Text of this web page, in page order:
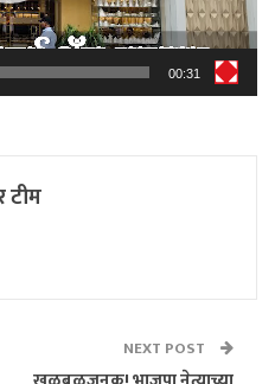
00:31
टीम
NEXT POST